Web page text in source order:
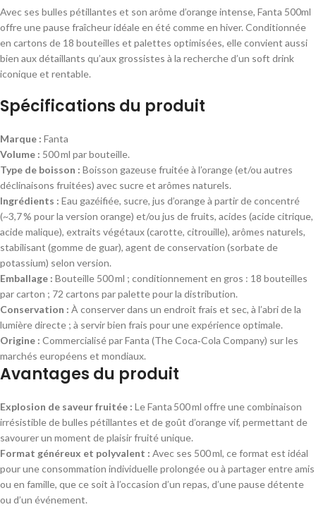
Avec ses bulles pétillantes et son arôme d’orange intense, Fanta 500ml
offre une pause fraîcheur idéale en été comme en hiver. Conditionnée
en cartons de 18 bouteilles et palettes optimisées, elle convient aussi
bien aux détaillants qu’aux grossistes à la recherche d’un soft drink
iconique et rentable.
Spécifications du produit
Marque : Fanta
Volume : 500 ml par bouteille.
Type de boisson : Boisson gazeuse fruitée à l’orange (et/ou autres
déclinaisons fruitées) avec sucre et arômes naturels.
Ingrédients : Eau gazéifiée, sucre, jus d’orange à partir de concentré
(~3,7 % pour la version orange) et/ou jus de fruits, acides (acide citrique,
acide malique), extraits végétaux (carotte, citrouille), arômes naturels,
stabilisant (gomme de guar), agent de conservation (sorbate de
potassium) selon version.
Emballage : Bouteille 500 ml ; conditionnement en gros : 18 bouteilles
par carton ; 72 cartons par palette pour la distribution.
Conservation : À conserver dans un endroit frais et sec, à l’abri de la
lumière directe ; à servir bien frais pour une expérience optimale.
Origine : Commercialisé par Fanta (The Coca‑Cola Company) sur les
marchés européens et mondiaux.
Avantages du produit
Explosion de saveur fruitée : Le Fanta 500 ml offre une combinaison
irrésistible de bulles pétillantes et de goût d’orange vif, permettant de
savourer un moment de plaisir fruité unique.
Format généreux et polyvalent : Avec ses 500 ml, ce format est idéal
pour une consommation individuelle prolongée ou à partager entre amis
ou en famille, que ce soit à l’occasion d’un repas, d’une pause détente
ou d’un événement.